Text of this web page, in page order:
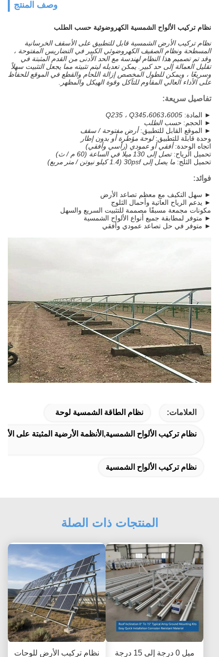
وصف المنتج
نظام تركيب الألواح الشمسية الكهروضوئية حسب الطلب
نظام تركيب الأرض الشمسية قابل للتطبيق على الأسقف الخرسانية
المسطحة ونظام الصفيف الكهروضوئي الكبير في التضاريس المفتوحة ،
وقد تم تصميم هذا النظام لهندسة مع الحد الأدنى من القدم المثبتة في
تقليل العمالة إلى حد كبير. يمكن تعديله ليتم تثبيته مما يجعل التثبيت سهلاً
وسريعًا ، ويمكن للطول المخصص إزالة اللحام والقطع في الموقع للحفاظ
على الأداء العالي المقاوم للتآكل وقوة الهيكل والمظهر.
تفاصيل سريعة:
► المادة: Q235 ، Q345،6063،6005
► الحجم: حسب الطلب
► الموقع القابل للتطبيق:أرض مفتوحة / سقف
وحدة قابلة للتطبيق:لوحة مؤطرة أو بدون إطار
اتجاه الوحدة:أفقي أو عمودي (رأسي وأفقي)
تحميل الرياح:تصل إلى 130 ميلا في الساعة (60 م / ث)
تحميل الثلج: ما يصل إلى 30psf (1.4 كيلو نيوتن / متر مربع)
فوائد:
► سهل التكيف مع معظم تصاعد الأرض
► يدعم الرياح العاتية وأحمال الثلوج
مكونات مجمعة مسبقًا مصممة للتثبيت السريع والسهل
► متوفر لمطابقة جميع أنواع الألواح الشمسية
► متوفر في حل تصاعد عمودي وأفقي
العلامات: نظام الطاقة الشمسية لوحة
نظام تركيب الألواح الشمسية,الأنظمة الأرضية المثبتة على
نظام تركيب الألواح الشمسية
المنتجات ذات الصلة
ميل 0 درجة إلى 15 درجة
نظام تركيب الأرض للوحات